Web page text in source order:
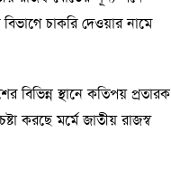
চাকরি দেওয়ার নামে
বিভিন্ন স্থানে কতিপয় প্রতারক
করছে মর্মে জাতীয় রাজস্ব